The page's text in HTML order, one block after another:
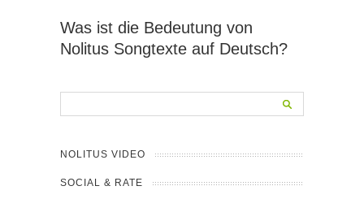
Was ist die Bedeutung von
Nolitus Songtexte auf Deutsch?
NOLITUS VIDEO
SOCIAL & RATE